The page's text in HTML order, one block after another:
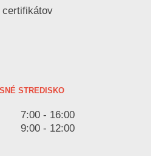
certifikátov
STREDISKO
7:00 - 16:00
9:00 - 12:00